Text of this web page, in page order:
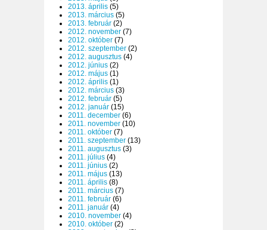
2013. április (5)
2013. március (5)
2013. február (2)
2012. november (7)
2012. október (7)
2012. szeptember (2)
2012. augusztus (4)
2012. június (2)
2012. május (1)
2012. április (1)
2012. március (3)
2012. február (5)
2012. január (15)
2011. december (6)
2011. november (10)
2011. október (7)
2011. szeptember (13)
2011. augusztus (3)
2011. július (4)
2011. június (2)
2011. május (13)
2011. április (8)
2011. március (7)
2011. február (6)
2011. január (4)
2010. november (4)
2010. október (2)